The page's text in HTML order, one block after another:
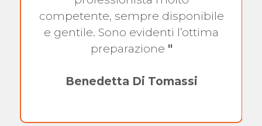
competente, sempre disponibile
e gentile. Sono evidenti l’ottima
preparazione "
Benedetta Di Tomassi